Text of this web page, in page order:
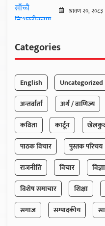
श्रावण २०, २०८३
Categories
English Uncategorized
अन्तर्वार्ता
अर्थ / वाणिज्य
कविता
कार्टून
पाठक विचार
पुस्तक परिचय
राजनीति
विचार
विशेष समाचार
शिक्षा
समाज
सम्पादकीय